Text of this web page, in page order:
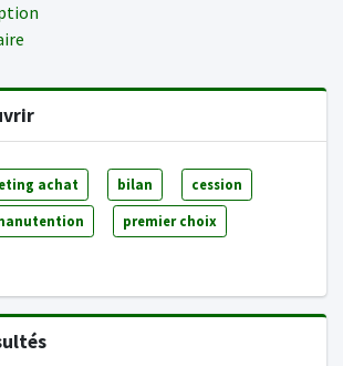
achat bilan cession
premier choix